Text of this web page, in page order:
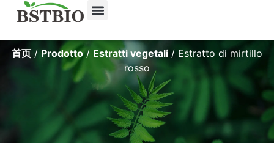
首页 /Prodotto/ Estratti vegetali / Estratto di mirtillo
rosso